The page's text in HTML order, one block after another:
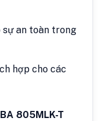
sự an toàn trong
hợp cho các
805MLK-T